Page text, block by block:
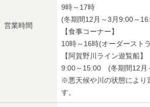
営業時間
9時～17時
(冬期間12月～3月9:00～
【食事コーナー】
10時～16時(オーダースト
【阿賀野川ライン遊覧船】
9:00～15:00 (冬期間12月
※悪天候や川の状態により
す。